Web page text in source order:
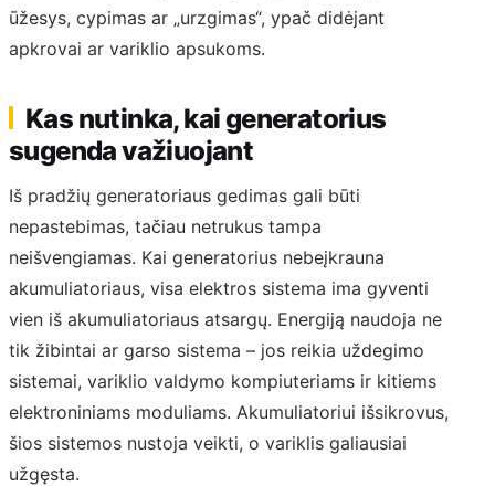
ūžesys, cypimas ar „urzgimas“, ypač didėjant
apkrovai ar variklio apsukoms.
Kas nutinka, kai generatorius
sugenda važiuojant
Iš pradžių generatoriaus gedimas gali būti
nepastebimas, tačiau netrukus tampa
neišvengiamas. Kai generatorius nebeįkrauna
akumuliatoriaus, visa elektros sistema ima gyventi
vien iš akumuliatoriaus atsargų. Energiją naudoja ne
tik žibintai ar garso sistema – jos reikia uždegimo
sistemai, variklio valdymo kompiuteriams ir kitiems
elektroniniams moduliams. Akumuliatoriui išsikrovus,
šios sistemos nustoja veikti, o variklis galiausiai
užgęsta.